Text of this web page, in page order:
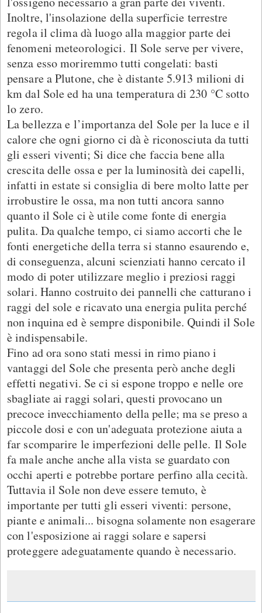
Inoltre, l'insolazione della superficie terrestre
regola il clima dà luogo alla maggior parte dei
fenomeni meteorologici. Il Sole serve per vivere,
senza esso moriremmo tutti congelati: basti
pensare a Plutone, che è distante 5.913 milioni di
km dal Sole ed ha una temperatura di 230 °C sotto
lo zero.
La bellezza e l’importanza del Sole per la luce e il
calore che ogni giorno ci dà è riconosciuta da tutti
gli esseri viventi; Si dice che faccia bene alla
crescita delle ossa e per la luminosità dei capelli,
infatti in estate si consiglia di bere molto latte per
irrobustire le ossa, ma non tutti ancora sanno
quanto il Sole ci è utile come fonte di energia
pulita. Da qualche tempo, ci siamo accorti che le
fonti energetiche della terra si stanno esaurendo e,
di conseguenza, alcuni scienziati hanno cercato il
modo di poter utilizzare meglio i preziosi raggi
solari. Hanno costruito dei pannelli che catturano i
raggi del sole e ricavato una energia pulita perché
non inquina ed è sempre disponibile. Quindi il Sole
è indispensabile.
Fino ad ora sono stati messi in rimo piano i
vantaggi del Sole che presenta però anche degli
effetti negativi. Se ci si espone troppo e nelle ore
sbagliate ai raggi solari, questi provocano un
precoce invecchiamento della pelle; ma se preso a
piccole dosi e con un'adeguata protezione aiuta a
far scomparire le imperfezioni delle pelle. Il Sole
fa male anche anche alla vista se guardato con
occhi aperti e potrebbe portare perfino alla cecità.
Tuttavia il Sole non deve essere temuto, è
importante per tutti gli esseri viventi: persone,
piante e animali... bisogna solamente non esagerare
con l'esposizione ai raggi solare e sapersi
proteggere adeguatamente quando è necessario.